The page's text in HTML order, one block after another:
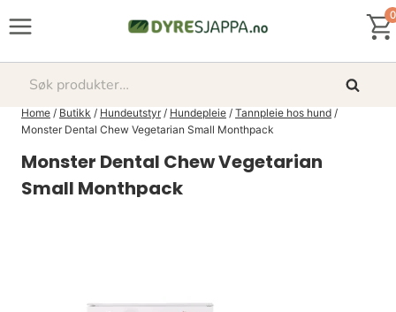
0
Søk
etter:
Søk
Home / Butikk / Hundeutstyr / Hundepleie / Tannpleie hos hund /
Monster Dental Chew Vegetarian Small Monthpack
Monster Dental Chew Vegetarian
Small Monthpack